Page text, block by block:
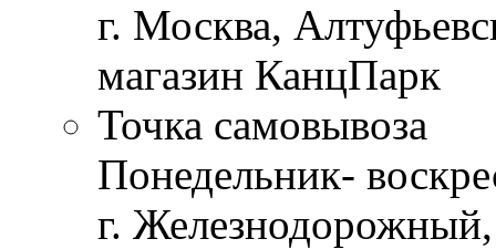
г. Москва,
магазин КанцПарк
Точка самовывоза
Понедельник-
г.